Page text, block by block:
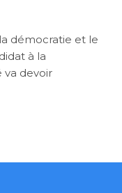
démocratie et le
à la
va devoir